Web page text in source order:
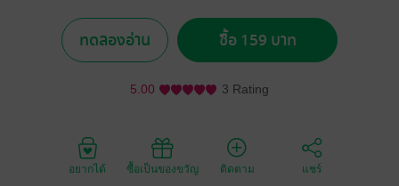
ทดลองอ่าน ซื้อ 159 บาท
5.00 3 Rating
อยากได้ ซื้อเป็นของขวัญ ติดตาม แชร์